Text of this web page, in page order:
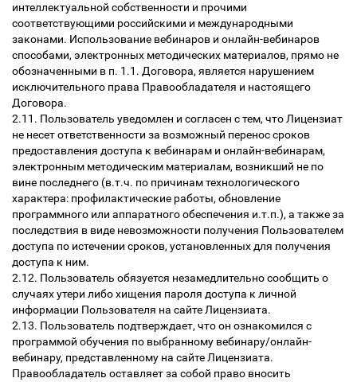
интеллектуальной собственности и прочими
соответствующими российскими и международными
законами. Использование вебинаров и онлайн-вебинаров
способами, электронных методических материалов, прямо не
обозначенными в п. 1.1. Договора, является нарушением
исключительного права Правообладателя и настоящего
Договора.
2.11. Пользователь уведомлен и согласен с тем, что Лицензиат
не несет ответственности за возможный перенос сроков
предоставления доступа к вебинарам и онлайн-вебинарам,
электронным методическим материалам, возникший не по
вине последнего (в.т.ч. по причинам технологического
характера: профилактические работы, обновление
программного или аппаратного обеспечения и.т.п.), а также за
последствия в виде невозможности получения Пользователем
доступа по истечении сроков, установленных для получения
доступа к ним.
2.12. Пользователь обязуется незамедлительно сообщить о
случаях утери либо хищения пароля доступа к личной
информации Пользователя на сайте Лицензиата.
2.13. Пользователь подтверждает, что он ознакомился с
программой обучения по выбранному вебинару/онлайн-
вебинару, представленному на сайте Лицензиата.
Правообладатель оставляет за собой право вносить